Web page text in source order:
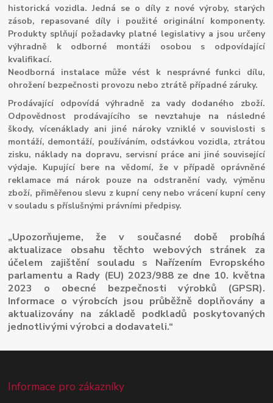
historická vozidla. Jedná se o díly z nové výroby, starých
zásob, repasované díly i použité originální komponenty.
Produkty splňují požadavky platné legislativy a jsou určeny
výhradně k odborné montáži osobou s odpovídající
kvalifikací.
Neodborná instalace může vést k nesprávné funkci dílu,
ohrožení bezpečnosti provozu nebo ztrátě případné záruky.
Prodávající odpovídá výhradně za vady dodaného zboží.
Odpovědnost prodávajícího se nevztahuje na následné
škody, vícenáklady ani jiné nároky vzniklé v souvislosti s
montáží, demontáží, používáním, odstávkou vozidla, ztrátou
zisku, náklady na dopravu, servisní práce ani jiné související
výdaje. Kupující bere na vědomí, že v případě oprávněné
reklamace má nárok pouze na odstranění vady, výměnu
zboží, přiměřenou slevu z kupní ceny nebo vrácení kupní ceny
v souladu s příslušnými právními předpisy.
„Upozorňujeme, že v současné době probíhá
aktualizace obsahu těchto webových stránek za
účelem zajištění souladu s Nařízením Evropského
parlamentu a Rady (EU) 2023/988 ze dne 10. května
2023 o obecné bezpečnosti výrobků (GPSR).
Informace o výrobcích jsou průběžně doplňovány a
aktualizovány na základě podkladů poskytovaných
jednotlivými výrobci a dodavateli.“
Informace pro zákazníky